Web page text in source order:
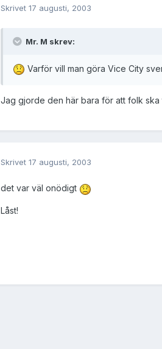
Skrivet 17 augusti, 2003
Mr. M skrev:
Varför vill man göra Vice City
Jag gjorde den här bara för att folk ska
Skrivet 17 augusti, 2003
det var väl onödigt
Låst!